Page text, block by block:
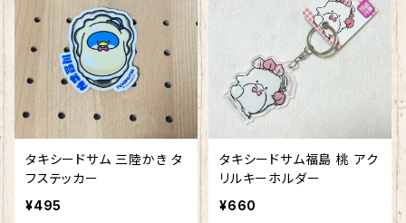
タキシードサム 三陸かき タ
フステッカー
¥495
タキシードサム福島 桃 アク
リルキーホルダー
¥660